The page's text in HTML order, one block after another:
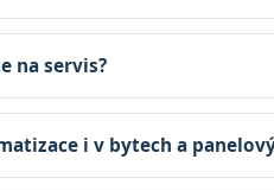
na servis?
i v bytech a